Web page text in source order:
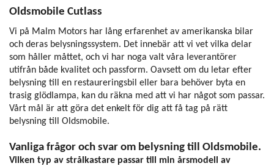
Oldsmobile Cutlass
Vi på Malm Motors har lång erfarenhet av amerikanska bilar
och deras belysningssystem. Det innebär att vi vet vilka delar
som håller måttet, och vi har noga valt våra leverantörer
utifrån både kvalitet och passform. Oavsett om du letar efter
belysning till en restaureringsbil eller bara behöver byta en
trasig glödlampa, kan du räkna med att vi har något som passar.
Vårt mål är att göra det enkelt för dig att få tag på rätt
belysning till Oldsmobile.
Vanliga frågor och svar om belysning till Oldsmobile.
Vilken typ av strålkastare passar till min årsmodell av